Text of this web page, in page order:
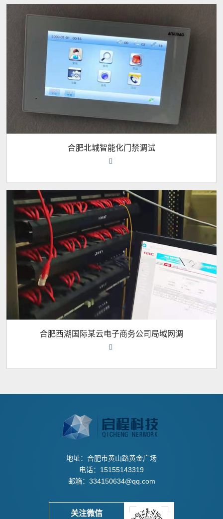
合肥北城智能化门禁调试

合肥西湖国际某云电子商务公司局域网调

地址：合肥市黄山路黄金广场
电话：15155143319
邮箱：334150634@qq.com
关注微信